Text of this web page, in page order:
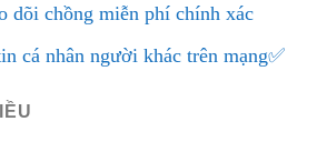
dõi chồng miễn phí chính xác
cá nhân người khác trên mạng✅